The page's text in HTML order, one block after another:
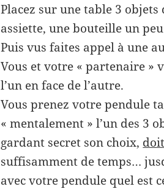
Placez sur une table 3
assiette, une bouteille un
Puis vus faites appel à une
Vous et votre « partenaire »
l’un en face de l’autre.
Vous prenez votre pendule
« mentalement » l’un des 3
gardant secret son choix,
suffisamment de temps…
avec votre pendule quel est